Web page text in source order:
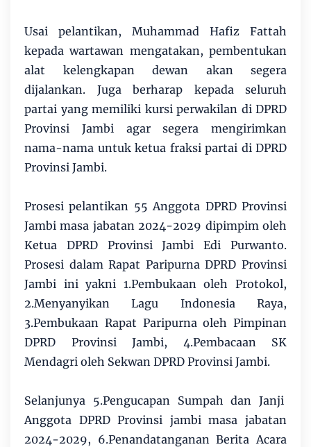
Usai pelantikan, Muhammad Hafiz Fattah
kepada wartawan mengatakan, pembentukan
alat kelengkapan dewan akan segera
dijalankan. Juga berharap kepada seluruh
partai yang memiliki kursi perwakilan di DPRD
Provinsi Jambi agar segera mengirimkan
nama-nama untuk ketua fraksi partai di DPRD
Provinsi Jambi.
Prosesi pelantikan 55 Anggota DPRD Provinsi
Jambi masa jabatan 2024-2029 dipimpim oleh
Ketua DPRD Provinsi Jambi Edi Purwanto.
Prosesi dalam Rapat Paripurna DPRD Provinsi
Jambi ini yakni 1.Pembukaan oleh Protokol,
2.Menyanyikan Lagu Indonesia Raya,
3.Pembukaan Rapat Paripurna oleh Pimpinan
DPRD Provinsi Jambi, 4.Pembacaan SK
Mendagri oleh Sekwan DPRD Provinsi Jambi.
Selanjunya 5.Pengucapan Sumpah dan Janji
Anggota DPRD Provinsi jambi masa jabatan
2024-2029, 6.Penandatanganan Berita Acara